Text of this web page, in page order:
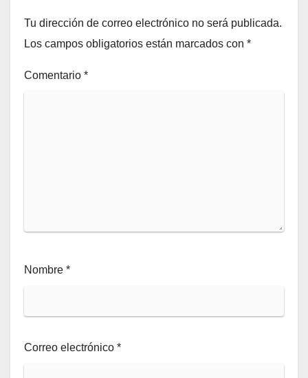
Tu dirección de correo electrónico no será publicada.
Los campos obligatorios están marcados con *
Comentario *
Nombre *
Correo electrónico *